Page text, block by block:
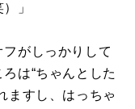
」
フがしっかりして
は“ちゃんとした
ますし、はっちゃ